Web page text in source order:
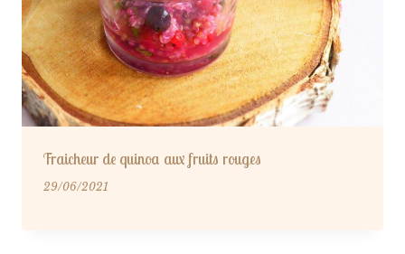
Fraicheur de quinoa aux fruits rouges
29/06/2021